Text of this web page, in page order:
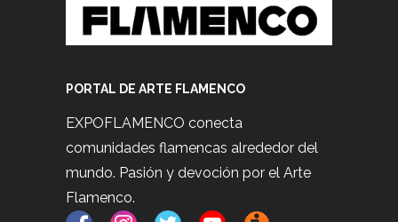
PORTAL DE ARTE FLAMENCO
EXPOFLAMENCO conecta
comunidades flamencas alrededor del
mundo. Pasión y devoción por el Arte
Flamenco.